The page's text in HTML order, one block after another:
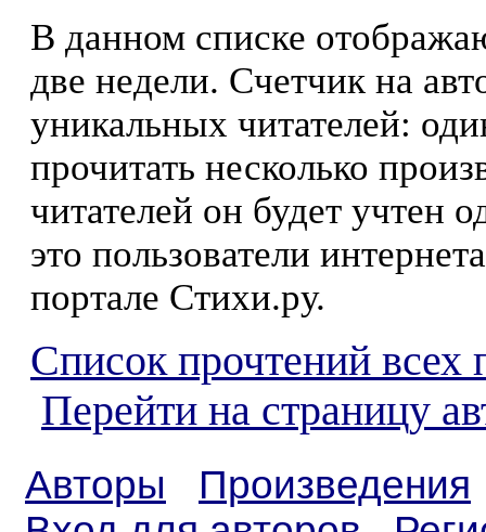
В данном списке
две недели. Счетчик на
уникальных читателей:
прочитать несколько
читателей он будет учтен
это пользователи
портале Стихи.ру.
Список прочтений всех
Перейти на страницу
Авторы
Произведения